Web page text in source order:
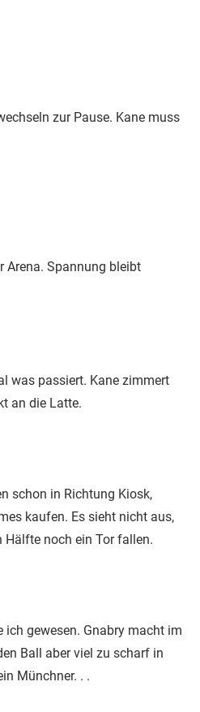
zur Pause. Kane muss
Arena. Spannung bleibt
was passiert. Kane zimmert
an die Latte.
schon in Richtung Kiosk,
kaufen. Es sieht nicht aus,
Hälfte noch ein Tor fallen.
ich gewesen. Gnabry macht im
Ball aber viel zu scharf in
Münchner. . .